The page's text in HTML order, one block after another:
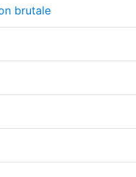
brutale